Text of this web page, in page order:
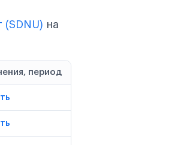
(SDNU) на
период